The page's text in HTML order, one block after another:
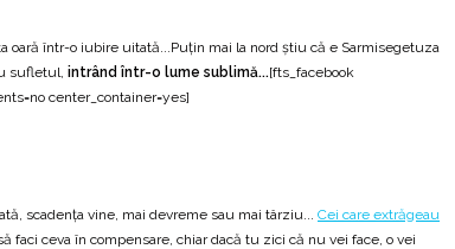
oară într-o iubire uitată...Puțin mai la nord știu că e Sarmisegetuza
sufletul, intrând într-o lume sublimă...[fts_facebook
center_container=yes]
scadența vine, mai devreme sau mai târziu... Cei care extrăgeau
faci ceva în compensare, chiar dacă tu zici că nu vei face, o vei